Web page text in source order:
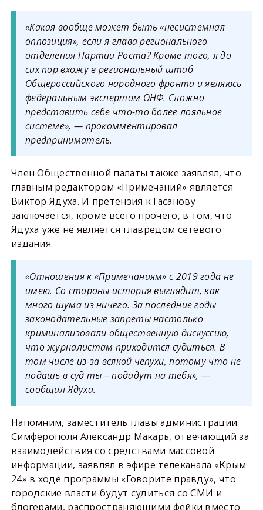
«Какая вообще может быть «несистемная
оппозиция», если я глава регионального
отделения Партии Роста? Кроме того, я до
сих пор вхожу в региональный штаб
Общероссийского народного фронта и являюсь
федеральным экспертом ОНФ. Сложно
представить себе что-то более лояльное
системе», — прокомментировал
предприниматель.
Член Общественной палаты также заявлял, что
главным редактором «Примечаний» является
Виктор Ядуха. И претензия к Гасанову
заключается, кроме всего прочего, в том, что
Ядуха уже не является главредом сетевого
издания.
«Отношения к «Примечаниям» с 2019 года не
имею. Со стороны история выглядит, как
много шума из ничего. За последние годы
законодательные запреты настолько
криминализовали общественную дискуссию,
что журналистам приходится судиться. В
том числе из-за всякой чепухи, потому что не
подашь в суд ты – подадут на тебя», —
сообщил Ядуха.
Напомним, заместитель главы администрации
Симферополя Александр Макарь, отвечающий за
взаимодействия со средствами массовой
информации, заявлял в эфире телеканала «Крым
24» в ходе программы «Говорите правду», что
городские власти будут судиться со СМИ и
блогерами, распространяющими фейки вместо